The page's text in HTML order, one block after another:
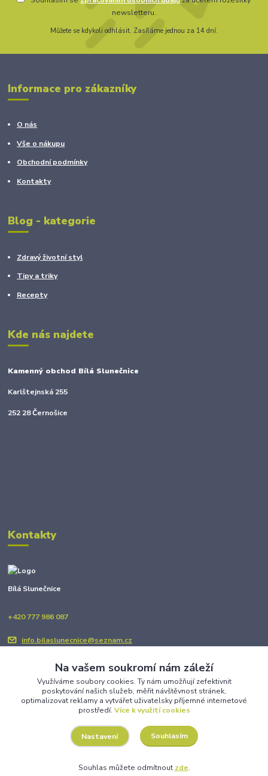
newsletteru.
Můžete se kdykoli odhlásit. Zasíláme jednou za 14 dní.
Informace pro zákazníky
O nás
Vše o nákupu
Obchodní podmínky
Kontakty
Blog - kategorie
Zdravý životní styl
Tipy a triky
Recepty
Kde nás najdete
Kamenný obchod Bílá Slunečnice
Karlštejnská 255
252 28 Černošice
Kontakty
Bílá Slunečnice
+420 777 986 087
info.bilaslunecnice@seznam.cz
Upravit sběr cookies.
Vytvořeno na
Eshop-rychle.cz
Na vašem soukromí nám záleží
Využíváme soubory cookies. Ty nám umožňují zefektivnit
poskytování našich služeb, měřit návštěvnost stránek,
optimalizovat reklamy a vytvářet uživatelsky příjemné internetové
prostředí. Více k využití cookies
Nastavení Souhlasím
Souhlas můžete odmítnout zde.